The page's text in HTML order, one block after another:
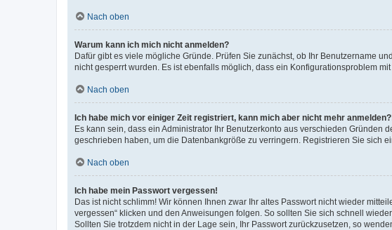
Nach oben
Warum kann ich mich nicht anmelden?
Dafür gibt es viele mögliche Gründe. Prüfen Sie zunächst, ob Ihr Benutzername
nicht gesperrt wurden. Es ist ebenfalls möglich, dass ein Konfigurationsproblem
Nach oben
Ich habe mich vor einiger Zeit registriert, kann mich aber nicht mehr
Es kann sein, dass ein Administrator Ihr Benutzerkonto aus verschieden
geschrieben haben, um die Datenbankgröße zu verringern. Registrieren Sie sich
Nach oben
Ich habe mein Passwort vergessen!
Das ist nicht schlimm! Wir können Ihnen zwar Ihr altes Passwort nicht wieder
vergessen“ klicken und den Anweisungen folgen. So sollten Sie sich schnell
Sollten Sie trotzdem nicht in der Lage sein, Ihr Passwort zurückzusetzen, so